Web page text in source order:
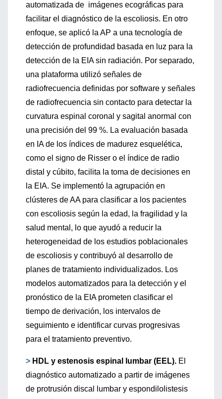
automatizada de imágenes ecográficas para
facilitar el diagnóstico de la escoliosis. En otro
enfoque, se aplicó la AP a una tecnología de
detección de profundidad basada en luz para la
detección de la EIA sin radiación. Por separado,
una plataforma utilizó señales de
radiofrecuencia definidas por software y señales
de radiofrecuencia sin contacto para detectar la
curvatura espinal coronal y sagital anormal con
una precisión del 99 %. La evaluación basada
en IA de los índices de madurez esquelética,
como el signo de Risser o el índice de radio
distal y cúbito, facilita la toma de decisiones en
la EIA. Se implementó la agrupación en
clústeres de AA para clasificar a los pacientes
con escoliosis según la edad, la fragilidad y la
salud mental, lo que ayudó a reducir la
heterogeneidad de los estudios poblacionales
de escoliosis y contribuyó al desarrollo de
planes de tratamiento individualizados. Los
modelos automatizados para la detección y el
pronóstico de la EIA prometen clasificar el
tiempo de derivación, los intervalos de
seguimiento e identificar curvas progresivas
para el tratamiento preventivo.
> HDL y estenosis espinal lumbar (EEL). El
diagnóstico automatizado a partir de imágenes
de protrusión discal lumbar y espondilolistesis